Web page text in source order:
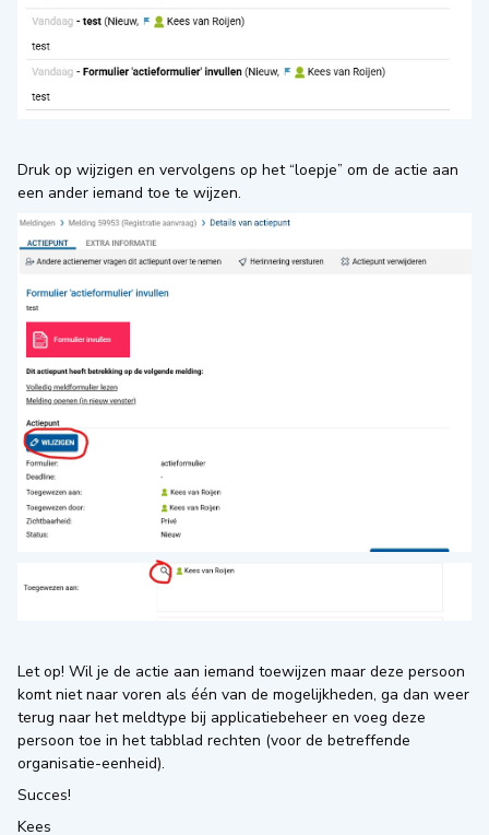
Druk op wijzigen en vervolgens op het “loepje” om de actie aan
een ander iemand toe te wijzen.
Let op! Wil je de actie aan iemand toewijzen maar deze persoon
komt niet naar voren als één van de mogelijkheden, ga dan weer
terug naar het meldtype bij applicatiebeheer en voeg deze
persoon toe in het tabblad rechten (voor de betreffende
organisatie-eenheid).
Succes!
Kees